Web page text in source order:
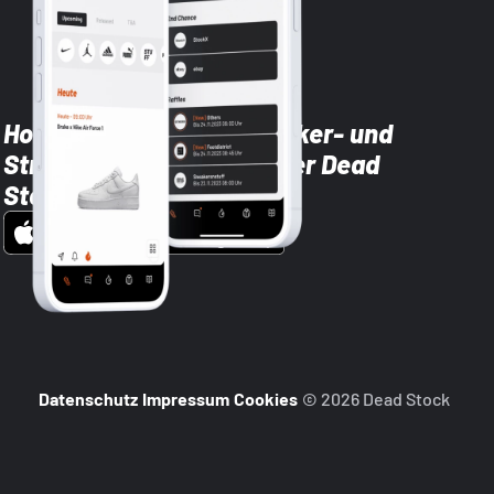
Hol dir die neuesten Sneaker- und
Streetwear-Brands mit der Dead
Stock App
Datenschutz Impressum Cookies © 2026 Dead Stock